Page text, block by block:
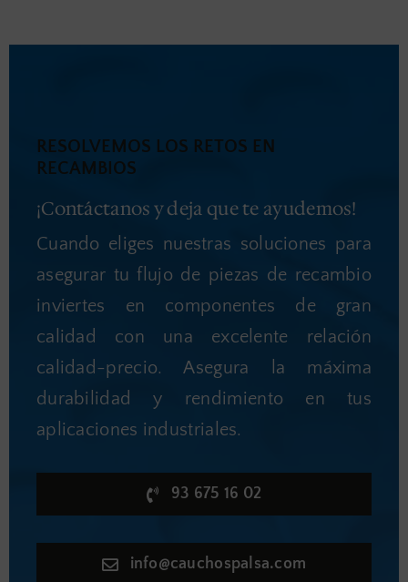
RESOLVEMOS LOS RETOS EN
RECAMBIOS
¡Contáctanos y deja que te ayudemos!
Cuando eliges nuestras soluciones para
asegurar tu flujo de piezas de recambio
inviertes en componentes de gran
calidad con una excelente relación
calidad-precio. Asegura la máxima
durabilidad y rendimiento en tus
aplicaciones industriales.
93 675 16 02
info@cauchospalsa.com